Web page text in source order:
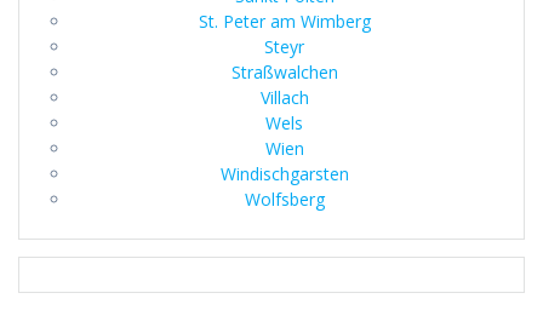
St. Peter am Wimberg
Steyr
Straßwalchen
Villach
Wels
Wien
Windischgarsten
Wolfsberg